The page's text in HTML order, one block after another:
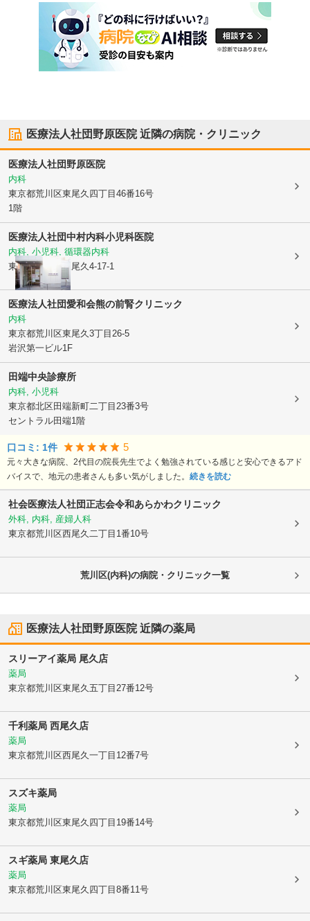
医療法人社団野原医院近隣の病院・クリニック
医療法人社団野原医院
内科
東京都荒川区東尾久四丁目46番16号
1階
医療法人社団中村内科小児科医院
内科, 小児科, 循環器内科
東京都荒川区東尾久4-17-1
医療法人社団愛和会熊の前腎クリニック
内科
東京都荒川区東尾久3丁目26-5
岩沢第一ビル1F
田端中央診療所
内科, 小児科
東京都北区田端新町二丁目23番3号
セントラル田端1階
口コミ: 1件 5
元々大きな病院、2代目の院長先生でよく勉強されている感じと安心できるアド
バイスで、地元の患者さんも多い気がしました。 続きを読む
社会医療法人社団正志会令和あらかわクリニック
外科, 内科, 産婦人科
東京都荒川区西尾久二丁目1番10号
荒川区(内科)の病院・クリニック一覧
医療法人社団野原医院近隣の薬局
スリーアイ薬局 尾久店
薬局
東京都荒川区東尾久五丁目27番12号
千利薬局 西尾久店
薬局
東京都荒川区西尾久一丁目12番7号
スズキ薬局
薬局
東京都荒川区東尾久四丁目19番14号
スギ薬局 東尾久店
薬局
東京都荒川区東尾久四丁目8番11号